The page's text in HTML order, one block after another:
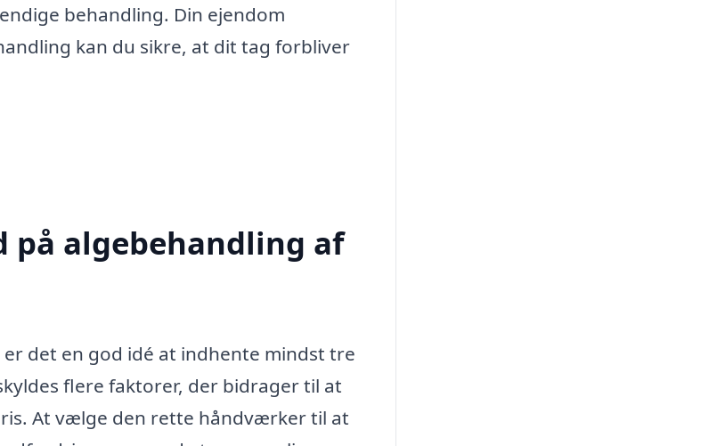
behandling. Din ejendom
kan du sikre, at dit tag forbliver
algebehandling af
det en god idé at indhente mindst tre
flere faktorer, der bidrager til at
At vælge den rette håndværker til at